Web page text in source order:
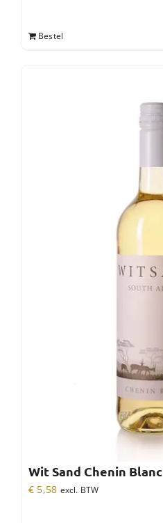
Bestel
Wit Sand Chenin Blanc
€ 5,58 excl. BTW